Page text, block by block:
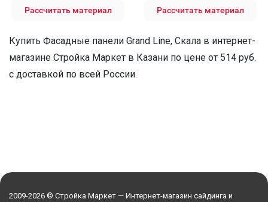
Рассчитать материал Рассчитать материал
Купить Фасадные панели Grand Line, Скала в интернет-
магазине Стройка Маркет в Казани по цене от 514 руб.
с доставкой по всей России.
2009-2026 © Стройка Маркет — Интернет-магазин сайдинга и